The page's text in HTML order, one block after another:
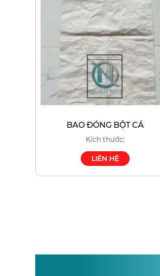
BAO ĐÓNG BỘT CÁ
Kích thước:
LIÊN HỆ